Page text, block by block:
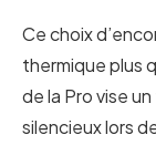
Ce choix
thermique plus
de la Pro vise
silencieux lors